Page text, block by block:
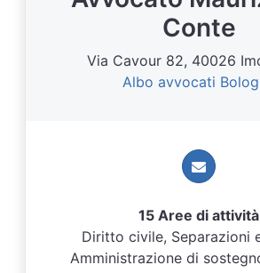
Conte
Via Cavour 82, 40026
Albo avvocati
15 Aree di attività
Diritto civile, Separazioni
Amministrazione di